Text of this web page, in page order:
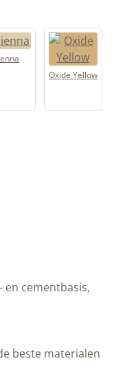
Oxide Yellow
cementbasis,
beste materialen